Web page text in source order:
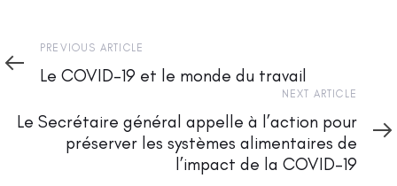
Previous
Article
PREVIOUS ARTICLE
Le COVID-19 et le monde du travail
Article
NEXT ARTICLE
Le Secrétaire général appelle à l’action pour
préserver les systèmes alimentaires de
l’impact de la COVID-19